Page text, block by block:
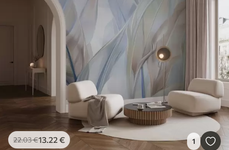
22.03€13.22 € 1